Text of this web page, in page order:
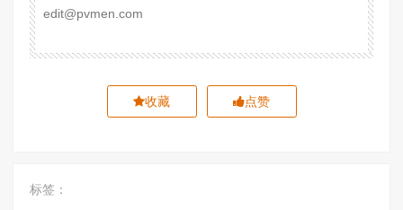
edit@pvmen.com
收藏 点赞
标签：